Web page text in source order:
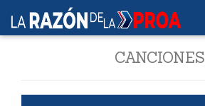
CANCIONES